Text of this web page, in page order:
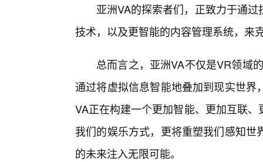
亚洲VA的探索者们，正致力于通
技术，以及更智能的内容管理系统，来
总而言之，亚洲VA不仅是VR领域
通过将虚拟信息智能地叠加到现实世
VA正在构建一个更加智能、更加互联
我们的娱乐方式，更将重塑我们感知
的未来注入无限可能。